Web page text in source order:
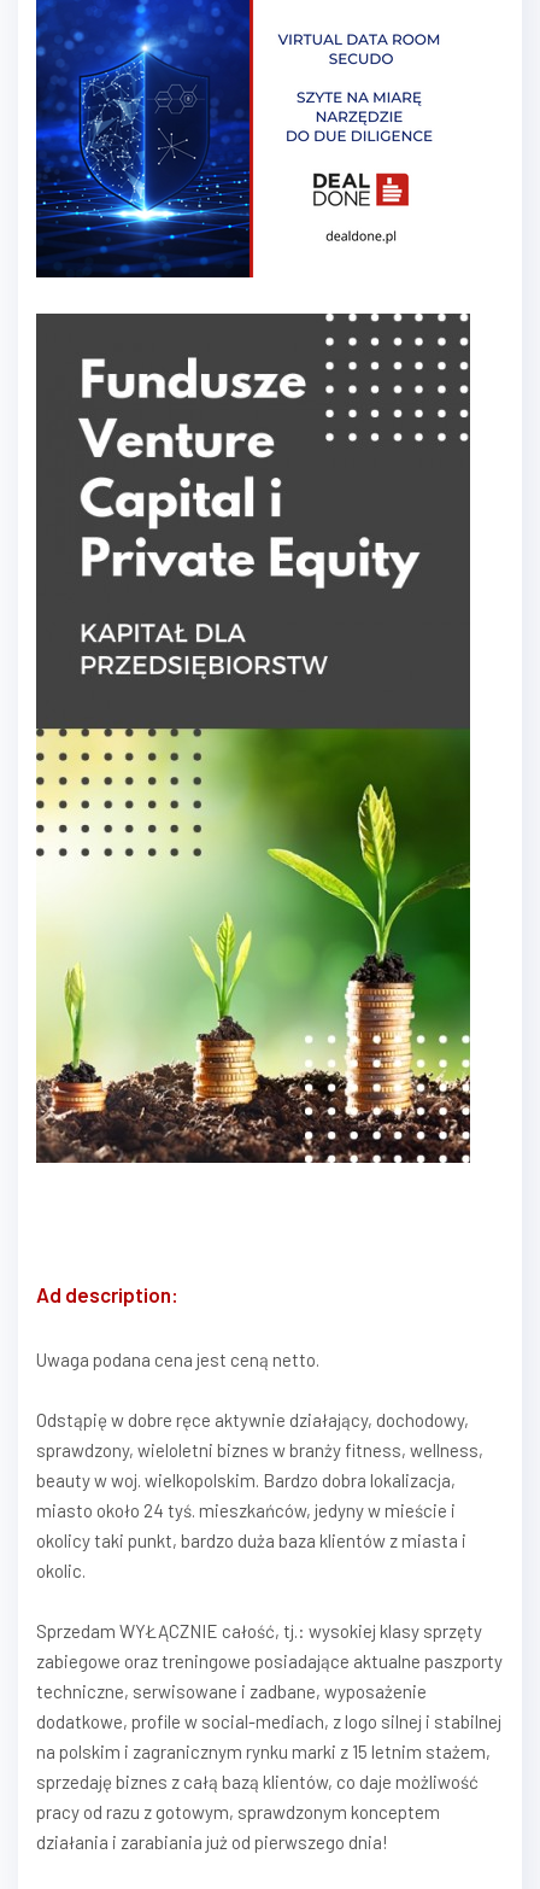
Ad description:
Uwaga podana cena jest ceną netto.
Odstąpię w dobre ręce aktywnie działający, dochodowy,
sprawdzony, wieloletni biznes w branży fitness, wellness,
beauty w woj. wielkopolskim. Bardzo dobra lokalizacja,
miasto około 24 tyś. mieszkańców, jedyny w mieście i
okolicy taki punkt, bardzo duża baza klientów z miasta i
okolic.
Sprzedam WYŁĄCZNIE całość, tj.: wysokiej klasy sprzęty
zabiegowe oraz treningowe posiadające aktualne paszporty
techniczne, serwisowane i zadbane, wyposażenie
dodatkowe, profile w social-mediach, z logo silnej i stabilnej
na polskim i zagranicznym rynku marki z 15 letnim stażem,
sprzedaję biznes z całą bazą klientów, co daje możliwość
pracy od razu z gotowym, sprawdzonym konceptem
działania i zarabiania już od pierwszego dnia!